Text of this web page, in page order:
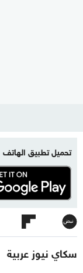
تحميل تطبيق الهاتف
نبض
سكاي نيوز عربية